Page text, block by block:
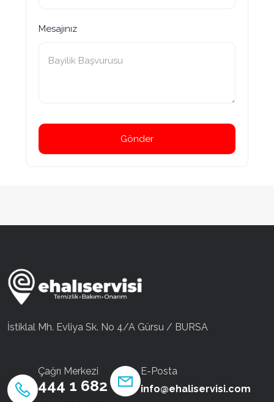
Mesajınız
Gönder
İstiklal Mh. Evliya Sk. No 4/A Gürsu / BURSA
Çağrı Merkezi
444 1 682
E-Posta
info@ehaliservisi.com